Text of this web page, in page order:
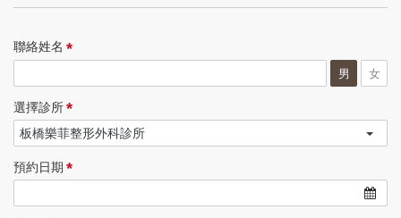
聯絡姓名 *
男 女
選擇診所*
預約日期 *